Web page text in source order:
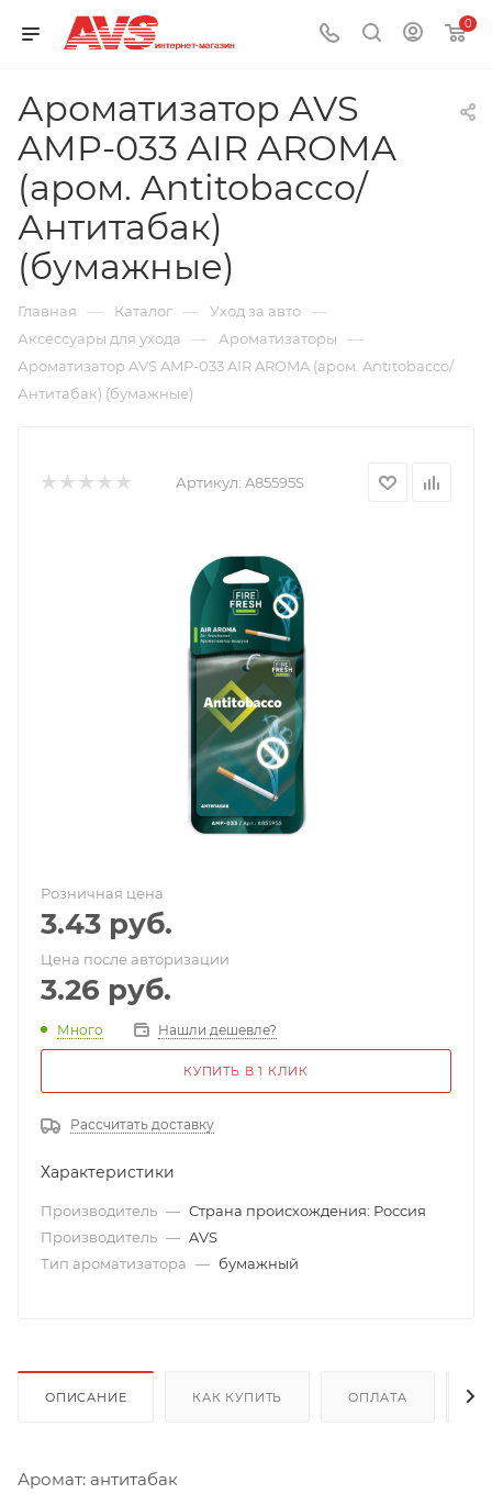
0
Ароматизатор AVS
AMP-033 AIR AROMA
(аром. Antitobacco/
Антитабак)
(бумажные)
Главная — Каталог — Уход за авто —
Аксессуары для ухода — Ароматизаторы —
Ароматизатор AVS AMP-033 AIR AROMA (аром. Antitobacco/
Антитабак) (бумажные)
Артикул: A85595S
Розничная цена
3.43 руб.
Цена после авторизации
3.26 руб.
Много Нашли дешевле?
КУПИТЬ В 1 КЛИК
Рассчитать доставку
Характеристики
Производитель — Страна происхождения: Россия
Производитель — AVS
Тип ароматизатора — бумажный
ОПИСАНИЕ КАК КУПИТЬ ОПЛАТА
Аромат: антитабак